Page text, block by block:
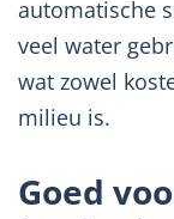
automatische
veel water
wat zowel
milieu is.
Goed